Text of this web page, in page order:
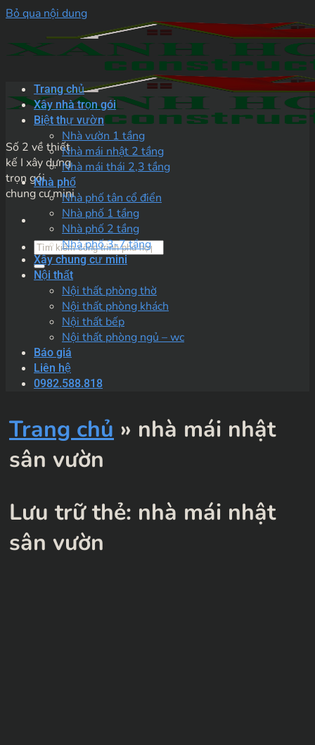
Bỏ qua nội dung
Số 2 về thiết
kế I xây dựng
trọn gói
chung cư mini
Trang chủ
Xây nhà trọn gói
Biệt thự vườn
Nhà vườn 1 tầng
Nhà mái nhật 2 tầng
Nhà mái thái 2,3 tầng
Nhà phố
Nhà phố tân cổ điển
Nhà phố 1 tầng
Nhà phố 2 tầng
Nhà phố 3-7 tầng
Xây chung cư mini
Nội thất
Nội thất phòng thờ
Nội thất phòng khách
Nội thất bếp
Nội thất phòng ngủ – wc
Báo giá
Liên hệ
0982.588.818
Trang chủ » nhà mái nhật
sân vườn
Lưu trữ thẻ: nhà mái nhật
sân vườn